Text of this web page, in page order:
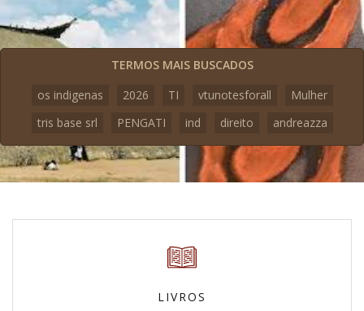
TERMOS MAIS BUSCADOS
os indigenas
2026 TI vtunotesforall
Mulher
tris base srl
PENGATI ind direito andreazza
LIVROS